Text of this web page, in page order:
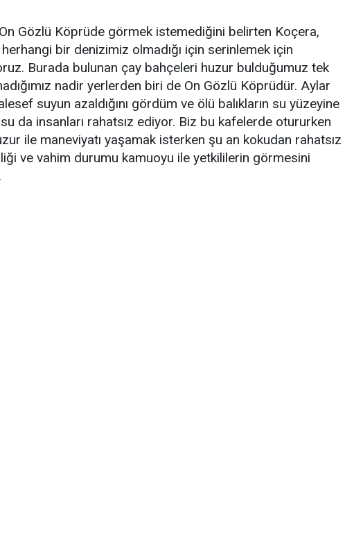
Gözlü Köprüde görmek istemediğini belirten Koçera,
herhangi bir denizimiz olmadığı için serinlemek için
Burada bulunan çay bahçeleri huzur bulduğumuz tek
nadir yerlerden biri de On Gözlü Köprüdür. Aylar
suyun azaldığını gördüm ve ölü balıkların su yüzeyine
da insanları rahatsız ediyor. Biz bu kafelerde otururken
ile maneviyatı yaşamak isterken şu an kokudan rahatsız
ve vahim durumu kamuoyu ile yetkililerin görmesini